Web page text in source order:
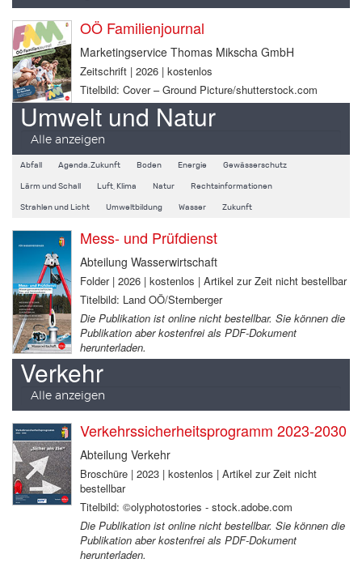
OÖ Familienjournal
Marketingservice Thomas Mikscha GmbH
Zeitschrift | 2026 | kostenlos
Titelbild: Cover – Ground Picture/shutterstock.com
Umwelt und Natur
Alle anzeigen
Abfall Agenda.Zukunft Boden Energie Gewässerschutz
Lärm und Schall Luft, Klima Natur Rechtsinformationen
Strahlen und Licht Umweltbildung Wasser Zukunft
Mess- und Prüfdienst
Abteilung Wasserwirtschaft
Folder | 2026 | kostenlos | Artikel zur Zeit nicht bestellbar
Titelbild: Land OÖ/Sternberger
Die Publikation ist online nicht bestellbar. Sie können die
Publikation aber kostenfrei als PDF-Dokument
herunterladen.
Verkehr
Alle anzeigen
Verkehrssicherheitsprogramm 2023-2030
Abteilung Verkehr
Broschüre | 2023 | kostenlos | Artikel zur Zeit nicht
bestellbar
Titelbild: ©olyphotostories - stock.adobe.com
Die Publikation ist online nicht bestellbar. Sie können die
Publikation aber kostenfrei als PDF-Dokument
herunterladen.